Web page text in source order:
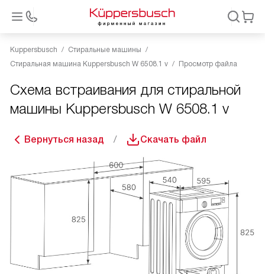
Kuppersbusch
Стиральные машины
Стиральная машина Kuppersbusch W 6508.1 v
Просмотр файла
Схема встраивания для стиральной
машины Kuppersbusch W 6508.1 v
Вернуться назад Скачать файл